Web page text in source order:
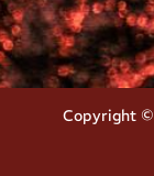
Copyright ©